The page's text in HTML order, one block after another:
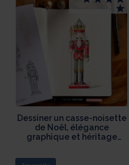
Dessiner un casse-noisette
de Noël, élégance
graphique et héritage